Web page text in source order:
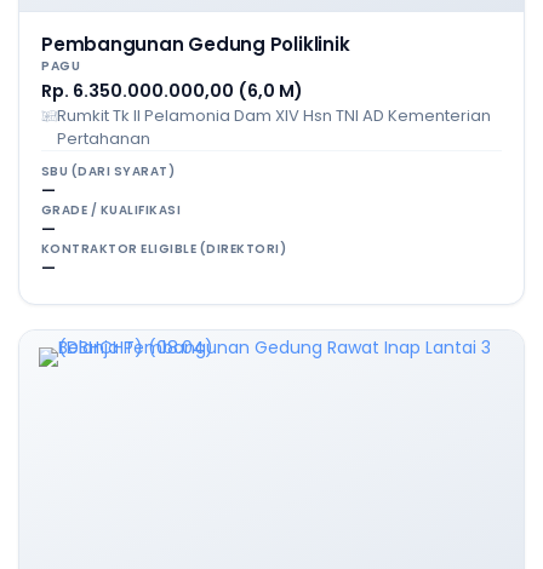
Pembangunan Gedung Poliklinik
PAGU
Rp. 6.350.000.000,00 (6,0 M)
Rumkit Tk II Pelamonia Dam XIV Hsn TNI AD Kementerian
Pertahanan
SBU (DARI SYARAT)
—
GRADE / KUALIFIKASI
—
KONTRAKTOR ELIGIBLE (DIREKTORI)
—